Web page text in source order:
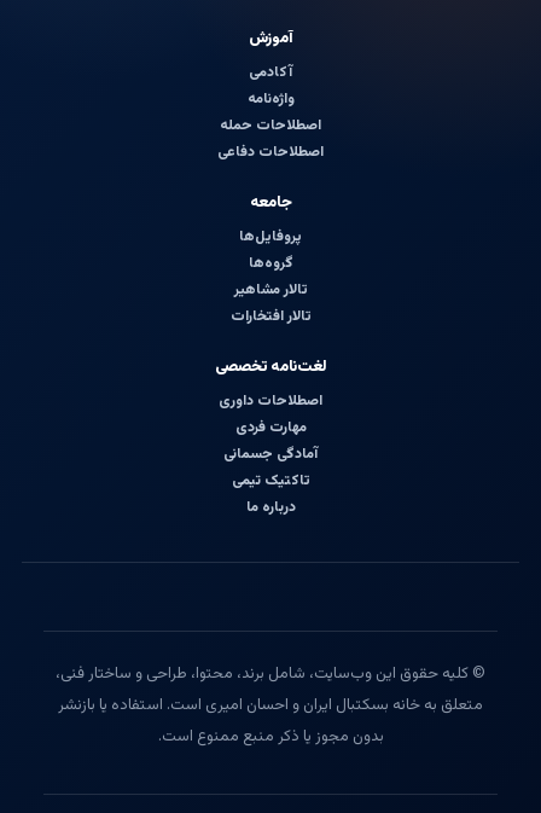
آموزش
آکادمی
واژه‌نامه
اصطلاحات حمله
اصطلاحات دفاعی
جامعه
پروفایل‌ها
گروه‌ها
تالار مشاهیر
تالار افتخارات
لغت‌نامه تخصصی
اصطلاحات داوری
مهارت فردی
آمادگی جسمانی
تاکتیک تیمی
درباره ما
© کلیه حقوق این وب‌سایت، شامل برند، محتوا، طراحی و ساختار فنی،
متعلق به خانه بسکتبال ایران و احسان امیری است. استفاده یا بازنشر
بدون مجوز یا ذکر منبع ممنوع است.